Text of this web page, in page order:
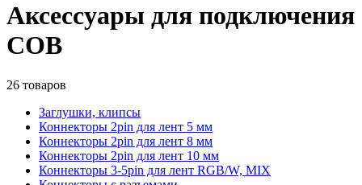
Аксессуары для подключения
COB
26 товаров
Заглушки, клипсы
Коннекторы 2pin для лент 5 мм
Коннекторы 2pin для лент 8 мм
Коннекторы 2pin для лент 10 мм
Коннекторы 3-5pin для лент RGB/W, MIX